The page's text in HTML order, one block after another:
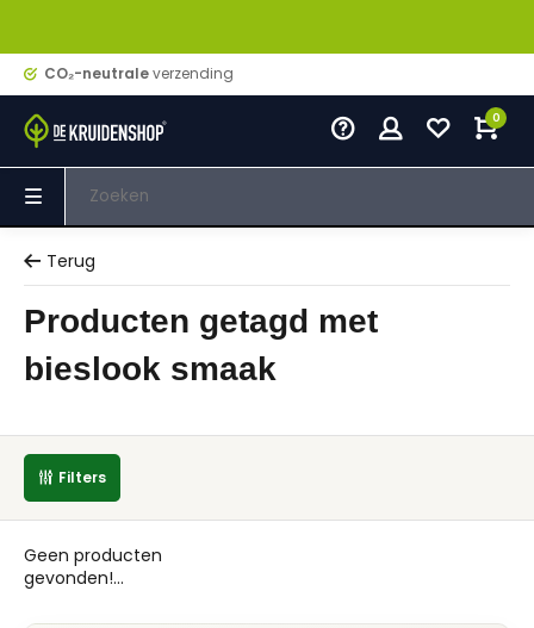
CO₂-neutraleverzending
0
Terug
Producten getagd met
bieslook smaak
Filters
Geen producten
gevonden!...